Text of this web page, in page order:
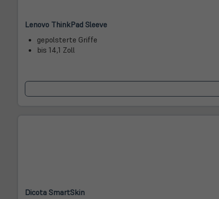
(öffnet
neuem
Tab)
Lenovo ThinkPad Sleeve(öffnet
gepolsterte Griffe
bis 14,1 Zoll
(öffnet
Dicota SmartSkin(öffnet